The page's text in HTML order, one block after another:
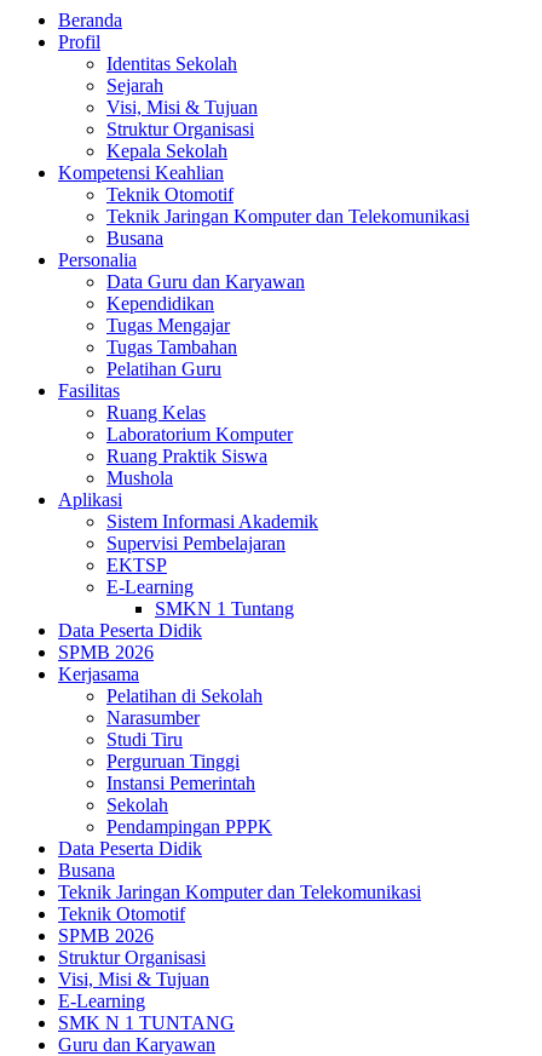
Beranda
Profil
Identitas Sekolah
Sejarah
Visi, Misi & Tujuan
Struktur Organisasi
Kepala Sekolah
Kompetensi Keahlian
Teknik Otomotif
Teknik Jaringan Komputer dan Telekomunikasi
Busana
Personalia
Data Guru dan Karyawan
Kependidikan
Tugas Mengajar
Tugas Tambahan
Pelatihan Guru
Fasilitas
Ruang Kelas
Laboratorium Komputer
Ruang Praktik Siswa
Mushola
Aplikasi
Sistem Informasi Akademik
Supervisi Pembelajaran
EKTSP
E-Learning
SMKN 1 Tuntang
Data Peserta Didik
SPMB 2026
Kerjasama
Pelatihan di Sekolah
Narasumber
Studi Tiru
Perguruan Tinggi
Instansi Pemerintah
Sekolah
Pendampingan PPPK
Data Peserta Didik
Busana
Teknik Jaringan Komputer dan Telekomunikasi
Teknik Otomotif
SPMB 2026
Struktur Organisasi
Visi, Misi & Tujuan
E-Learning
SMK N 1 TUNTANG
Guru dan Karyawan